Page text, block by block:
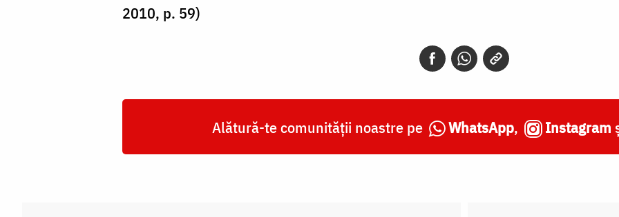
2010, p. 59)
Alătură-te comunității noastre pe WhatsApp, Instagram